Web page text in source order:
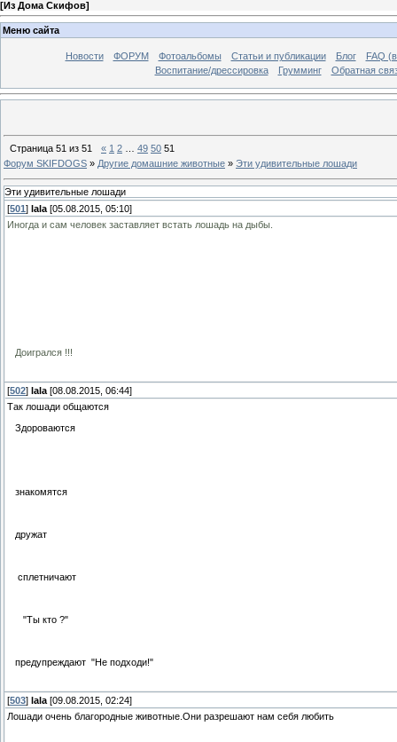
[Из Дома Скифов]
Меню сайта
Новости ФОРУМ Фотоальбомы Статьи и публикации Блог
FAQ
Воспитание/дрессировка
Грумминг Обратная
Страница 51 из 51 « 1 2 49 50 51
Форум SKIFDOGS » Другие домашние животные » Эти удивительные лошади
Эти удивительные лошади
[501] lala [05.08.2015, 05:10]
Иногда и сам человек заставляет встать лошадь на дыбы.
Доигрался !!!
[502] lala [08.08.2015, 06:44]
Так лошади общаются
Здороваются
знакомятся
дружат
сплетничают
"Ты кто ?"
предупреждают "Не подходи!"
[503] lala [09.08.2015, 02:24]
Лошади очень благородные животные.Они разрешают нам себя любить